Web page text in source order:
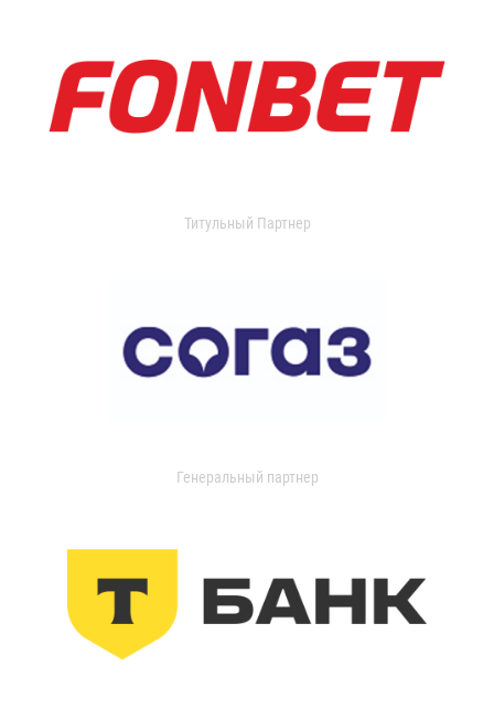
Титульный Партнер
Генеральный партнер